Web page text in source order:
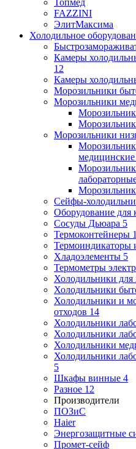
FAZZINI
ЭлитМаксима
Холодильное
Камеры
12
Камеры
Морозильники
Морозильники
Морозильники
Сейфы-
Оборудование для
Сосуды Дьюара 5
Термоконтейнеры
Термоиндикаторы
Хладоэлементы 5
Термометры
Холодильники для
Холодильники
Холодильники и
отходов 14
Холодильники
Холодильники
Холодильники
Холодильники
5
Шкафы винные 4
Разное 12
Производители
ПОЗиС
Haier
Энергозащитные
Промет-сейф